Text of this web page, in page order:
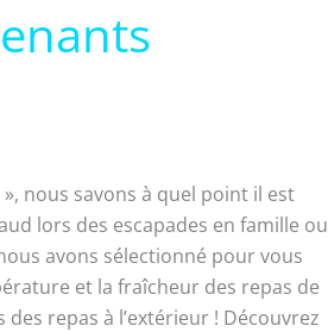
nous savons à quel point il est
lors des escapades en famille ou
avons sélectionné pour vous
et la fraîcheur des repas de
repas à l’extérieur ! Découvrez